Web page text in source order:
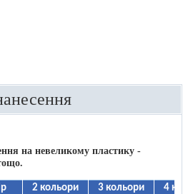
на невеликому пластику -
2 кольори 3 кольори
4